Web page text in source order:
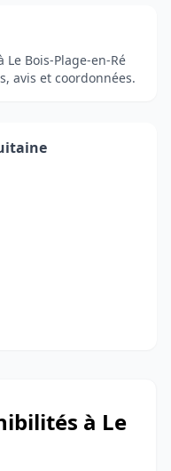
Le Bois-Plage-en-Ré
avis et coordonnées.
à Le